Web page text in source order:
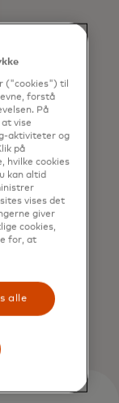
("cookies") til
forstå
På
vise
aktiviteter og
på
hvilke cookies
kan altid
vises det
giver
cookies,
for, at
alle